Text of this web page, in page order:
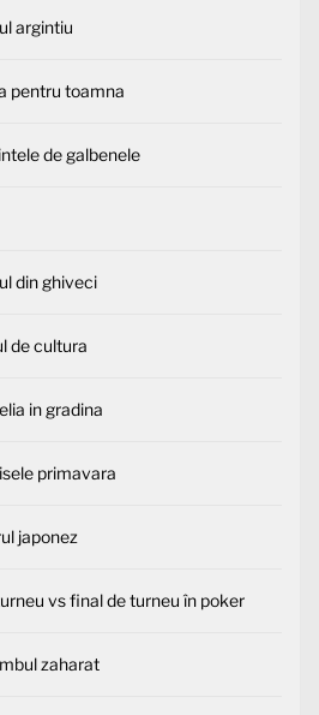
argintiu
pentru toamna
de galbenele
din ghiveci
de cultura
in gradina
primavara
japonez
vs final de turneu în poker
zaharat